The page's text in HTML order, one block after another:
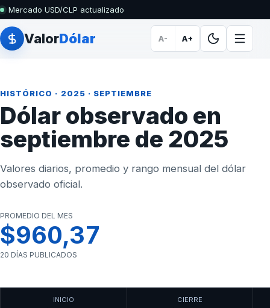
Mercado USD/CLP actualizado
ValorDólar A- A+
HISTÓRICO · 2025 · SEPTIEMBRE
Dólar observado en
septiembre de 2025
Valores diarios, promedio y rango mensual del dólar
observado oficial.
PROMEDIO DEL MES
$960,37
20 DÍAS PUBLICADOS
INICIO CIERRE